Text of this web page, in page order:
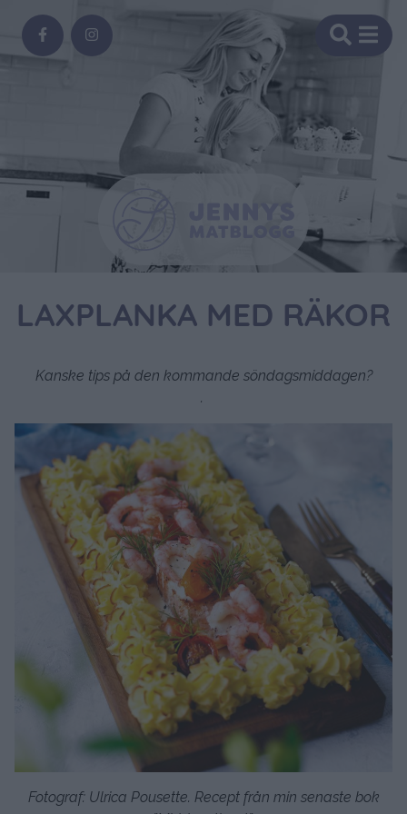
LAXPLANKA MED RÄKOR
Kanske tips på den kommande söndagsmiddagen?
.
Fotograf: Ulrica Pousette. Recept från min senaste bok